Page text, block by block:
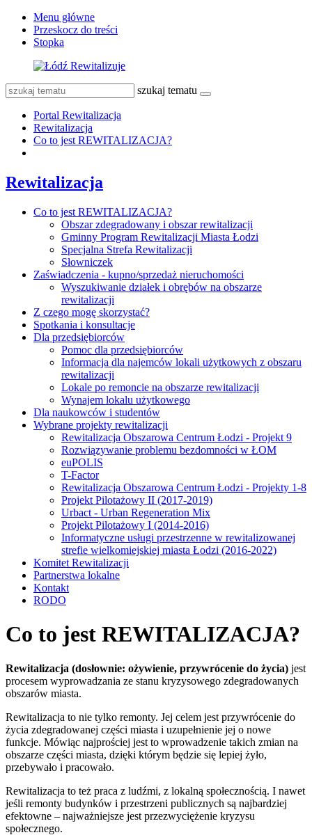
Menu główne
Przeskocz do treści
Stopka
szukaj tematu
Portal Rewitalizacja
Rewitalizacja
Co to jest REWITALIZACJA?
Rewitalizacja
Co to jest REWITALIZACJA?
Obszar zdegradowany i obszar rewitalizacji
Gminny Program Rewitalizacji Miasta Łodzi
Specjalna Strefa Rewitalizacji
Słowniczek
Zaświadczenia - kupno/sprzedaż nieruchomości
Wyszukiwanie działek i obrębów na obszarze
rewitalizacji
Z czego mogę skorzystać?
Spotkania i konsultacje
Dla przedsiębiorców
Pomoc dla przedsiębiorców
Informacja dla najemców lokali użytkowych z obszaru
rewitalizacji
Lokale po remoncie na obszarze rewitalizacji
Wynajem lokalu użytkowego
Dla naukowców i studentów
Wybrane projekty rewitalizacji
Rewitalizacja Obszarowa Centrum Łodzi - Projekt 9
Rozwiązywanie problemu bezdomności w ŁOM
euPOLIS
T-Factor
Rewitalizacja Obszarowa Centrum Łodzi - Projekty 1-8
Projekt Pilotażowy II (2017-2019)
Urbact - Urban Regeneration Mix
Projekt Pilotażowy I (2014-2016)
Informatyczne usługi przestrzenne w rewitalizowanej
strefie wielkomiejskiej miasta Łodzi (2016-2022)
Komitet Rewitalizacji
Partnerstwa lokalne
Kontakt
RODO
Co to jest REWITALIZACJA?
Rewitalizacja (dosłownie: ożywienie, przywrócenie do życia) jest
procesem wyprowadzania ze stanu kryzysowego zdegradowanych
obszarów miasta.
Rewitalizacja to nie tylko remonty. Jej celem jest przywrócenie do
życia zdegradowanej części miasta i uzupełnienie jej o nowe
funkcje. Mówiąc najprościej jest to wprowadzenie takich zmian na
obszarze części miasta, dzięki którym będzie się lepiej żyło,
przebywało i pracowało.
Rewitalizacja to też praca z ludźmi, z lokalną społecznością. I nawet
jeśli remonty budynków i przestrzeni publicznych są najbardziej
efektowne – najważniejsze jest przezwyciężenie kryzysu
społecznego.